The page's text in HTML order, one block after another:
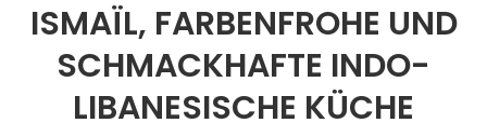
ISMAÏL, FARBENFROHE UND
SCHMACKHAFTE INDO-
LIBANESISCHE KÜCHE